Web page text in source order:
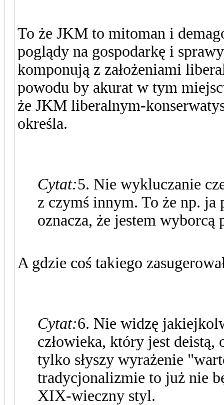
To że JKM to mitoman i
poglądy na gospodarkę i
komponują z założeniami
powodu by akurat w tym
że JKM liberalnym-
określa.
Cytat:5. Nie wykluczanie
z czymś innym. To że np.
oznacza, że jestem
A gdzie coś takiego
Cytat:6. Nie widzę
człowieka, który jest
tylko słyszy wyrażenie
tradycjonalizmie to już nie
XIX-wieczny styl.